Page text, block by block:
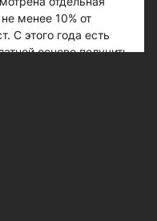
менее 10% от
С этого года есть
основе получить